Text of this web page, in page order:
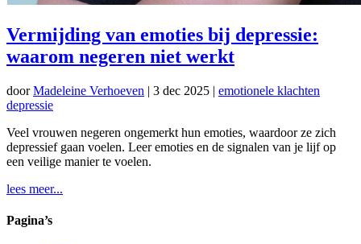
Vermijding van emoties bij depressie:
waarom negeren niet werkt
doorMadeleine Verhoeven | 3 dec 2025 | emotionele klachten
depressie
Veel vrouwen negeren ongemerkt hun emoties, waardoor ze zich
depressief gaan voelen. Leer emoties en de signalen van je lijf op
een veilige manier te voelen.
lees meer...
Pagina’s